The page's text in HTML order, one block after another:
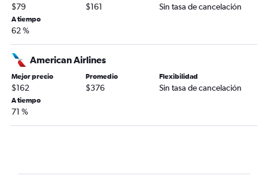
$79 $161 Sin tasa de cancelación
A tiempo
62 %
American Airlines
Mejor precio
$162
Promedio
$376
Flexibilidad
Sin tasa de cancelación
A tiempo
71 %